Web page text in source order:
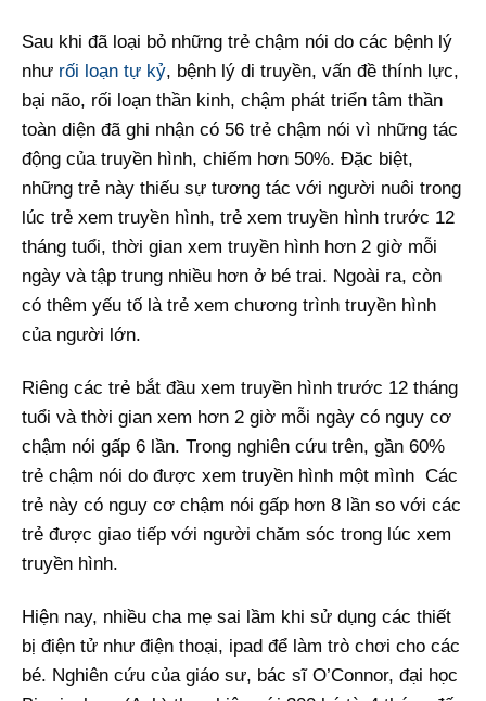
Sau khi đã loại bỏ những trẻ chậm nói do các bệnh lý
như rối loạn tự kỷ, bệnh lý di truyền, vấn đề thính lực,
bại não, rối loạn thần kinh, chậm phát triển tâm thần
toàn diện đã ghi nhận có 56 trẻ chậm nói vì những tác
động của truyền hình, chiếm hơn 50%. Đặc biệt,
những trẻ này thiếu sự tương tác với người nuôi trong
lúc trẻ xem truyền hình, trẻ xem truyền hình trước 12
tháng tuổi, thời gian xem truyền hình hơn 2 giờ mỗi
ngày và tập trung nhiều hơn ở bé trai. Ngoài ra, còn
có thêm yếu tố là trẻ xem chương trình truyền hình
của người lớn.
Riêng các trẻ bắt đầu xem truyền hình trước 12 tháng
tuổi và thời gian xem hơn 2 giờ mỗi ngày có nguy cơ
chậm nói gấp 6 lần. Trong nghiên cứu trên, gần 60%
trẻ chậm nói do được xem truyền hình một mình Các
trẻ này có nguy cơ chậm nói gấp hơn 8 lần so với các
trẻ được giao tiếp với người chăm sóc trong lúc xem
truyền hình.
Hiện nay, nhiều cha mẹ sai lầm khi sử dụng các thiết
bị điện tử như điện thoại, ipad để làm trò chơi cho các
bé. Nghiên cứu của giáo sư, bác sĩ O’Connor, đại học